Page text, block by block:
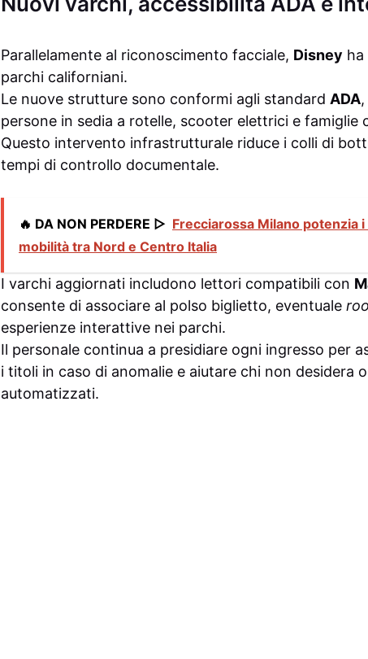
Parallelamente al riconoscimento facciale, Disney ha
parchi californiani.
Le nuove strutture sono conformi agli standard ADA
persone in sedia a rotelle, scooter elettrici e famiglie
Questo intervento infrastrutturale riduce i colli di
tempi di controllo documentale.
🔥 DA NON PERDERE ▷ Frecciarossa Milano potenzia
mobilità tra Nord e Centro Italia
I varchi aggiornati includono lettori compatibili con
consente di associare al polso biglietto, eventuale
esperienze interattive nei parchi.
Il personale continua a presidiare ogni ingresso per
i titoli in caso di anomalie e aiutare chi non desidera
automatizzati.